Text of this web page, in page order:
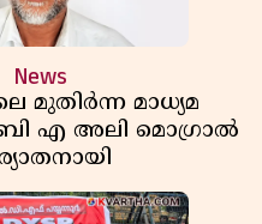
News
മുതിർന്ന മാധ്യമ
എ അലി മൊഗ്രാൽ